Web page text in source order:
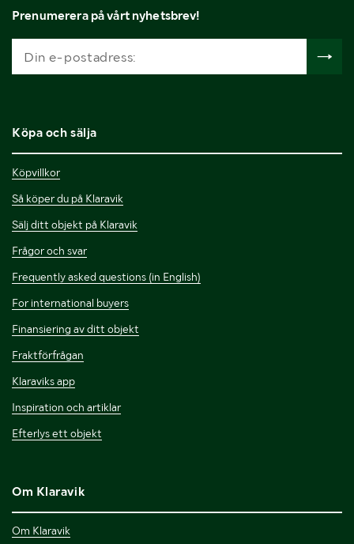
Prenumerera på vårt nyhetsbrev!
Köpa och sälja
Köpvillkor
Så köper du på Klaravik
Sälj ditt objekt på Klaravik
Frågor och svar
Frequently asked questions (in English)
For international buyers
Finansiering av ditt objekt
Fraktförfrågan
Klaraviks app
Inspiration och artiklar
Efterlys ett objekt
Om Klaravik
Om Klaravik